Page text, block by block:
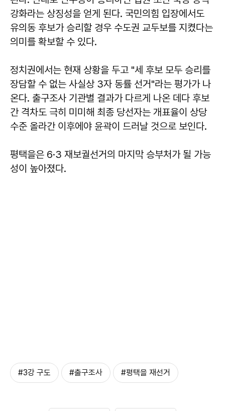
강화라는 상징성을 얻게 된다. 국민의힘 입장에서도
유의동 후보가 승리할 경우 수도권 교두보를 지켰다는
의미를 확보할 수 있다.
정치권에서는 현재 상황을 두고 "세 후보 모두 승리를
장담할 수 없는 사실상 3자 동률 선거"라는 평가가 나
온다. 출구조사 기관별 결과가 다르게 나온 데다 후보
간 격차도 극히 미미해 최종 당선자는 개표율이 상당
수준 올라간 이후에야 윤곽이 드러날 것으로 보인다.
평택을은 6·3 재보궐선거의 마지막 승부처가 될 가능
성이 높아졌다.
#3강 구도 #출구조사 #평택을 재선거